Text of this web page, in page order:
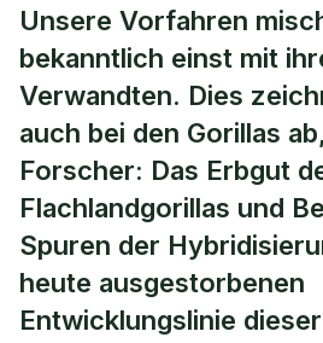
Gorillas: „Geister-
Spur
Unsere Vorfahren
bekanntlich einst mit
Verwandten. Dies
auch bei den Gorillas
Forscher: Das Erbgut
Flachlandgorillas und
Spuren der
heute ausgestorbenen
Entwicklungslinie dieser